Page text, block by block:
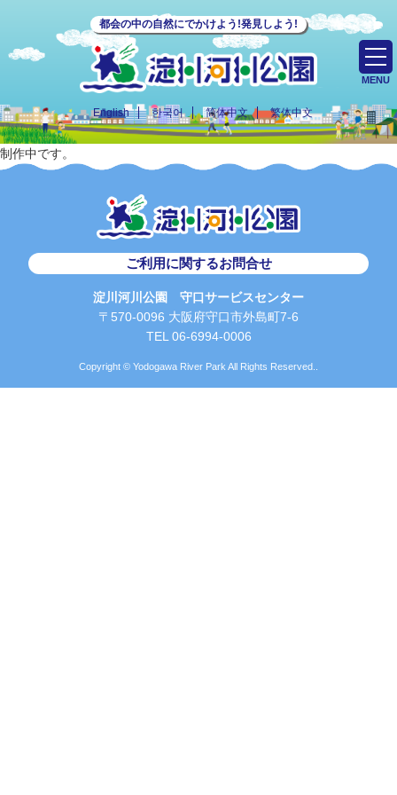
都会の中の自然にでかけよう!発見しよう!
English 한국어 简体中文 繁体中文
MENU
制作中です。
ご利用に関するお問合せ
淀川河川公園 守口サービスセンター
〒570-0096 大阪府守口市外島町7-6
TEL 06-6994-0006
Copyright © Yodogawa River Park All Rights Reserved..